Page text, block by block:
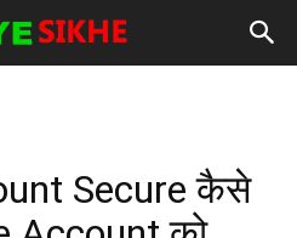
Secure कैसे